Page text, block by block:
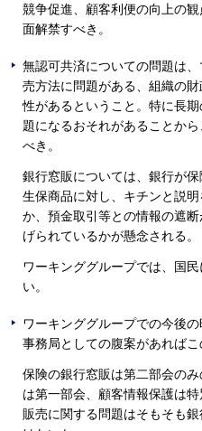
競争促進、顧客利便の向上の
面解禁すべき。
無認可共済についての問題は
売方法に問題がある、組織の
性があるということ。特に長
題になるおそれがあることか
べき。
銀行窓販については、銀行が
生保商品に対し、キチンと説
か、預金取引等との情報の遮
げられているかが懸念される。
ワーキンググループでは、国
い。
ワーキンググループでの今後
事務局としての腹案があればこ
保険の銀行窓販は第二部会の
は第一部会、顧客情報保護は
販売に関する問題はそもそも